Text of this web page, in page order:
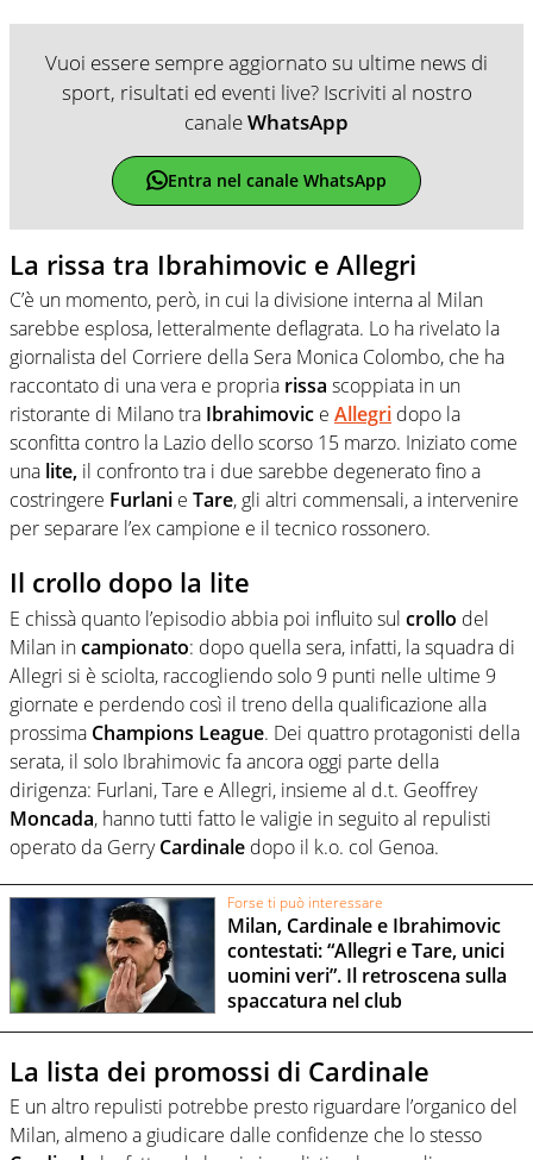
Vuoi essere sempre aggiornato su ultime news di
sport, risultati ed eventi live? Iscriviti al nostro
canaleWhatsApp
Entra nel canale WhatsApp
La rissa tra Ibrahimovic e Allegri
C’è un momento, però, in cui la divisione interna al Milan
sarebbe esplosa, letteralmente deflagrata. Lo ha rivelato la
giornalista del Corriere della Sera Monica Colombo, che ha
raccontato di una vera e propria rissa scoppiata in un
ristorante di Milano tra Ibrahimovic e Allegri dopo la
sconfitta contro la Lazio dello scorso 15 marzo. Iniziato come
una lite, il confronto tra i due sarebbe degenerato fino a
costringere Furlani e Tare, gli altri commensali, a intervenire
per separare l’ex campione e il tecnico rossonero.
Il crollo dopo la lite
E chissà quanto l’episodio abbia poi influito sul crollo del
Milan incampionato: dopo quella sera, infatti, la squadra di
Allegri si è sciolta, raccogliendo solo 9 punti nelle ultime 9
giornate e perdendo così il treno della qualificazione alla
prossima Champions League. Dei quattro protagonisti della
serata, il solo Ibrahimovic fa ancora oggi parte della
dirigenza: Furlani, Tare e Allegri, insieme al d.t. Geoffrey
Moncada, hanno tutti fatto le valigie in seguito al repulisti
operato da GerryCardinale dopo il k.o. col Genoa.
Forse ti può interessare
Milan, Cardinale e Ibrahimovic
contestati: “Allegri e Tare, unici
uomini veri”. Il retroscena sulla
spaccatura nel club
La lista dei promossi di Cardinale
E un altro repulisti potrebbe presto riguardare l’organico del
Milan, almeno a giudicare dalle confidenze che lo stesso